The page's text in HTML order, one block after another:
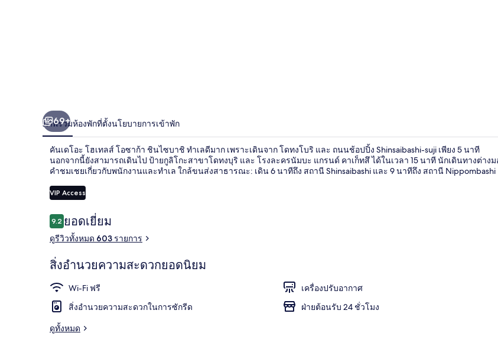
ชิน
ไซ
บาชิ
69+
ภาพรวมห้องพักที่ตั้งนโยบายการเข้าพัก
คันเดโอะ โฮเทลส์ โอซาก้า ชินไซบาชิ ทำเลดีมาก เพราะเดินจาก โดทงโบริ และ ถนนช้อปปิ้ง Shinsaibashi-suji เพียง 5 นาที
นอกจากนี้ยังสามารถเดินไป ป้ายกูลิโกะสาขาโดทงบุริ และ โรงละครนัมบะ แกรนด์ คาเก็ทสึ ได้ในเวลา 15 นาที นักเดินทางต่างม
คำชมเชยเกี่ยวกับพนักงานและทำเล ใกล้ขนส่งสาธารณะ: เดิน 6 นาทีถึง สถานี Shinsaibashi และ 9 นาทีถึง สถานี Nippombashi
VIP Access
รีวิว
9.29.2 จาก 10
ยอดเยี่ยม
ดูรีวิวทั้งหมด 603 รายการ
สิ่งอำนวยความสะดวกยอดนิยม
Wi-Fi ฟรี
เครื่องปรับอากาศ
สิ่งอำนวยความสะดวกในการซักรีด
ฝ่ายต้อนรับ 24 ชั่วโมง
ดูทั้งหมด